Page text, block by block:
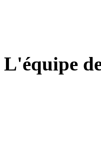
L'équipe